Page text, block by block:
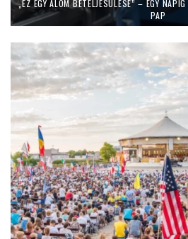
„EZ EGY ÁLOM BETELJESÜLÉSE” – EGY NAPIG
PAP